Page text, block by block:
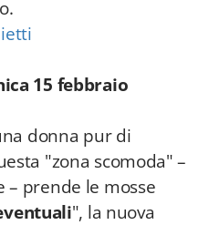
15 febbraio
donna pur di
"zona scomoda" –
prende le mosse
", la nuova